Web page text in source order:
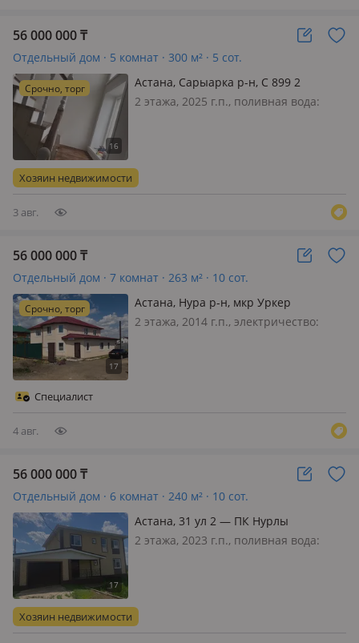
56 000 000₸
Отдельный дом · 5 комнат · 300 м² · 5 сот.
Срочно, торг
Астана, Сарыарка р-н, С 899 2
2 этажа, 2025 г.п., поливная вода:
срочно торг есть возможно обмен с
вашей доплатой Рассматривае…
Хозяин недвижимости
3 авг.
56 000 000₸
Отдельный дом · 7 комнат · 263 м² · 10 сот.
Срочно, торг
Астана, Нура р-н, мкр Уркер
2 этажа, 2014 г.п., электричество:
Специалист
4 авг.
56 000 000₸
Отдельный дом · 6 комнат · 240 м² · 10 сот.
Астана, 31 ул 2 — ПК Нурлы
2 этажа, 2023 г.п., поливная вода:
дом Площадь дома -240 2 этажа
Участок 10 (возможно +10) Стены…
Хозяин недвижимости